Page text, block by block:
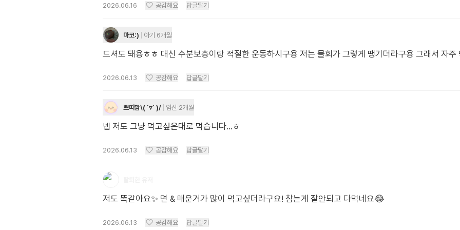
2026.06.16 공감해요 답글달기
마코:) 아기 6개월
드셔도 돼용ㅎㅎ 대신 수분보충이랑 적절한 운동하시구용 저는 물회가 그렇게 땡기더라구용 그래서 자주
2026.06.13 공감해요 답글달기
쁘띠맘\( ˙▿˙ )/ 임신 2개월
넵 저도 그냥 먹고싶은대로 먹습니다…ㅎ
2026.06.13 공감해요 답글달기
저도 똑같아요✨ 면 & 매운거가 많이 먹고싶더라구요! 참는게 잘안되고 다먹네요😂
2026.06.13 공감해요 답글달기